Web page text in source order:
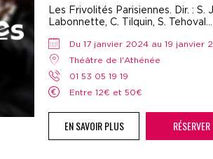
Les Frivolités Parisiennes. Dir. : S.
Labonnette, C. Tilquin, S. Tehoval…
Du 17 janvier 2024 au 19 janvier
Théâtre de l'Athénée
01 53 05 19 19
Entre 12€ et 50€
EN SAVOIR PLUS RÉSERVER